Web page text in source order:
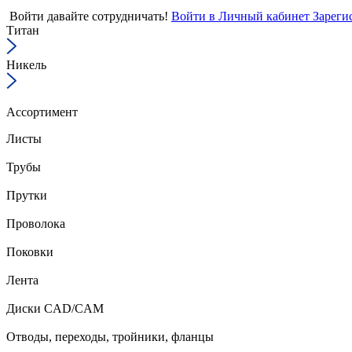
Войти давайте сотрудничать! Войти в Личный кабинет
Титан
Никель
Ассортимент
Листы
Трубы
Прутки
Проволока
Поковки
Лента
Диски CAD/CAM
Отводы, переходы, тройники, фланцы